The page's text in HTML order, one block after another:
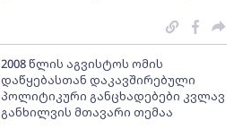
2008 წლის აგვისტოს ომის
დაწყებასთან დაკავშირებული
პოლიტიკური განცხადებები კვლავ
განხილვის მთავარი თემაა